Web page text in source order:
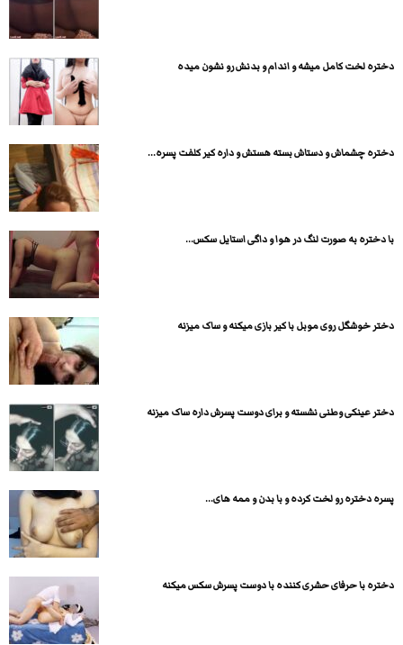
دختره لخت کامل میشه و اندام و بدنش رو نشون میده
دختره چشماش و دستاش بسته هستش و داره کیر کلفت پسره...
با دختره به صورت لنگ در هوا و داگی استایل سکس...
دختر خوشگل روی موبل با کیر بازی میکنه و ساک میزنه
دختر عینکی وطنی نشسته و برای دوست پسرش داره ساک میزنه
پسره دختره رو لخت کرده و با بدن و ممه های...
دختره با حرفای حشری کننده با دوست پسرش سکس میکنه